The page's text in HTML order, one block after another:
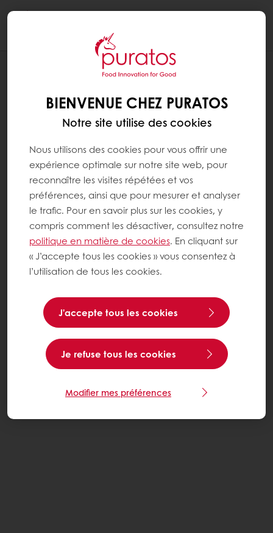
GANACHE VANILLE
BIENVENUE CHEZ PURATOS
Notre site utilise des cookies
Nous utilisons des cookies pour vous offrir une
expérience optimale sur notre site web, pour
reconnaître les visites répétées et vos
préférences, ainsi que pour mesurer et analyser
le trafic. Pour en savoir plus sur les cookies, y
compris comment les désactiver, consultez notre
politique en matière de cookies. En cliquant sur
« J’accepte tous les cookies » vous consentez à
l’utilisation de tous les cookies.
J’accepte tous les cookies
Je refuse tous les cookies
Modifier mes préférences